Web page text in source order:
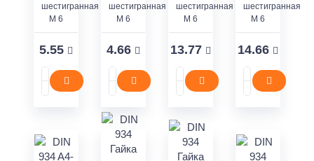
шестигранная
M 6
5.55
шестигранная
M 6
4.66
шестигранная
M 6
13.77
шестигранная
M 6
14.66